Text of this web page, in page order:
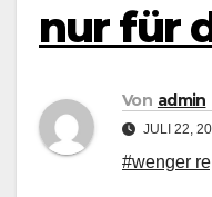
nur für
Von admin
JULI 22,
#wenger